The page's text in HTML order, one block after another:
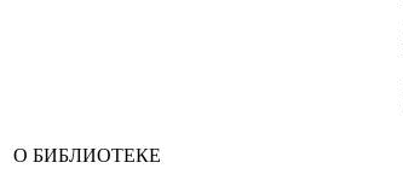
О БИБЛИОТЕКЕ